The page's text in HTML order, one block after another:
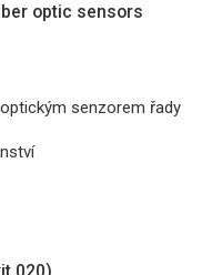
optic sensors
senzorem řady